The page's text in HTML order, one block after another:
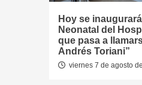
Hoy se inaugurará
Neonatal del
que pasa a
Andrés Toriani”
viernes 7 de agosto